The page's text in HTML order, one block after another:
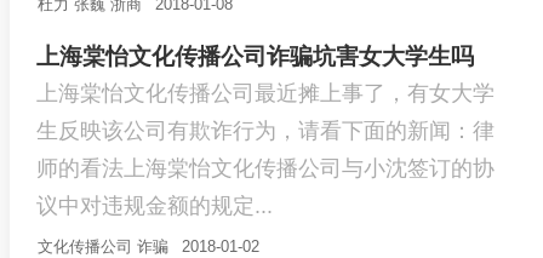
杜力 张巍 浙商 2018-01-08
上海棠怡文化传播公司诈骗坑害女大学生吗
上海棠怡文化传播公司最近摊上事了，有女大学
生反映该公司有欺诈行为，请看下面的新闻：律
师的看法上海棠怡文化传播公司与小沈签订的协
议中对违规金额的规定...
文化传播公司 诈骗 2018-01-02